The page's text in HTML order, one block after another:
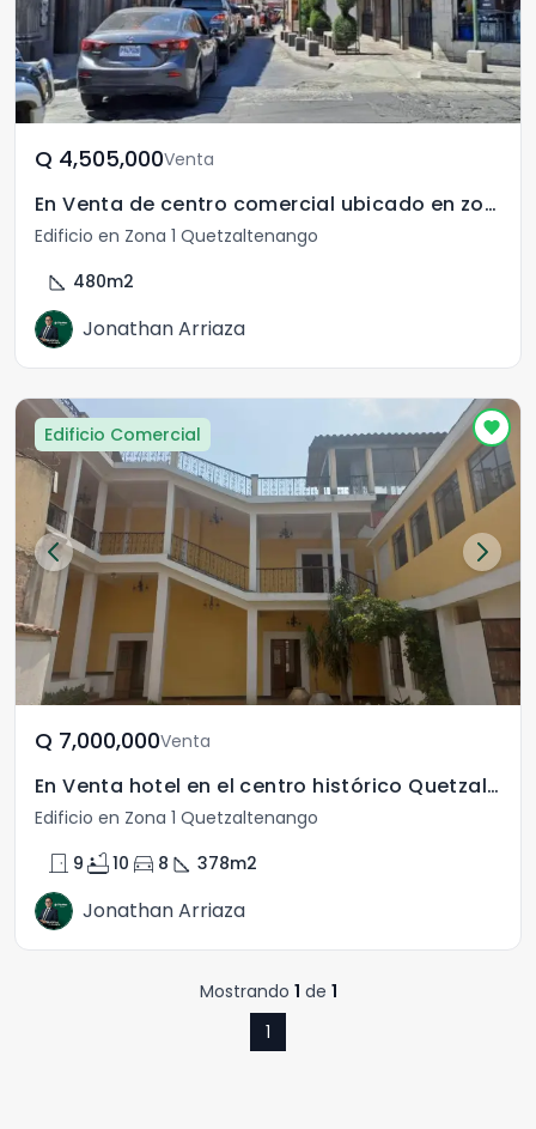
Q	4,505,000Venta
En Venta de centro comercial ubicado en zona 1 Xela
Edificio en Zona 1 Quetzaltenango
square_foot 480m2
Jonathan Arriaza
Edificio Comercial
Q	7,000,000Venta
En Venta hotel en el centro histórico Quetzaltenango
Edificio en Zona 1 Quetzaltenango
door_front 9 bathtub10 directions_car 8 square_foot 378m2
Jonathan Arriaza
Mostrando 1 de 1
1